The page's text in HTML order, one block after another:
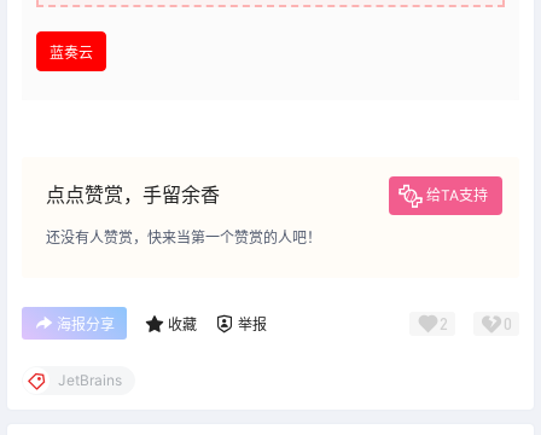
蓝奏云
点点赞赏，手留余香 给TA支持
还没有人赞赏，快来当第一个赞赏的人吧！
海报分享 收藏 举报 2 0
JetBrains